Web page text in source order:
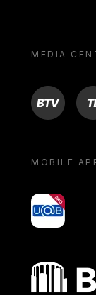
MEDIA
BTV TL
MOBILE
yoU@B
Bocconi